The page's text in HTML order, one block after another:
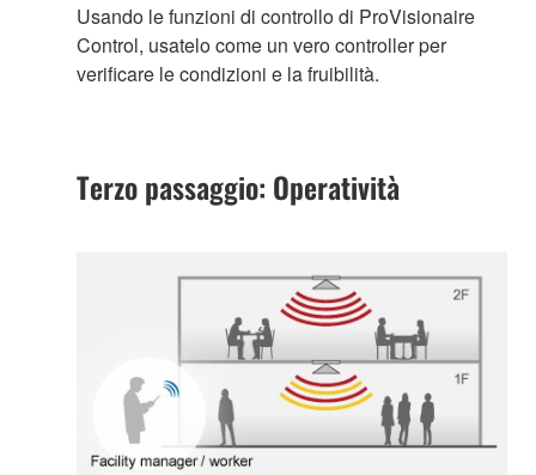
Usando le funzioni di controllo di ProVisionaire
Control, usatelo come un vero controller per
verificare le condizioni e la fruibilità.
Terzo passaggio: Operatività